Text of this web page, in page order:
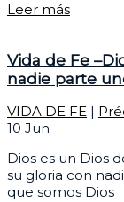
Leer más
Vida de Fe
nadie parte
VIDA DE FE |
10 Jun
Dios es un Dios
su gloria con
que somos Dios